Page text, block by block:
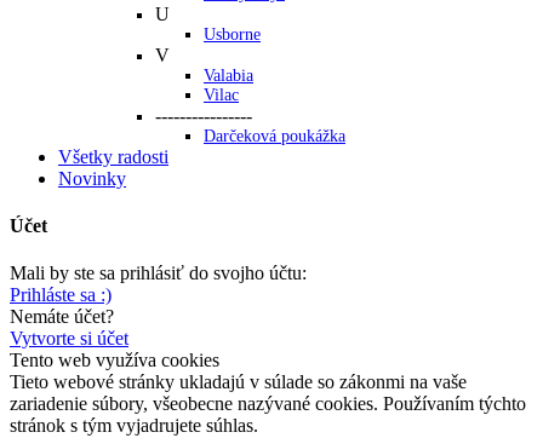
U
Usborne
V
Valabia
Vilac
----------------
Darčeková poukážka
Všetky radosti
Novinky
Účet
Mali by ste sa prihlásiť do svojho účtu:
Prihláste sa :)
Nemáte účet?
Vytvorte si účet
Tento web využíva cookies
Tieto webové stránky ukladajú v súlade so zákonmi na vaše
zariadenie súbory, všeobecne nazývané cookies. Používaním týchto
stránok s tým vyjadrujete súhlas.